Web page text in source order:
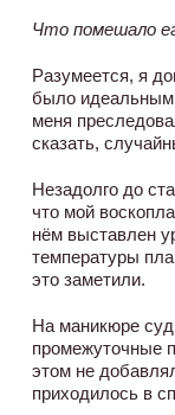
Что помешало
Разумеется, я
было
меня
сказать,
Незадолго до
что мой
нём выставлен
температуры
это заметили.
На маникюре
промежуточные
этом не
приходилось в